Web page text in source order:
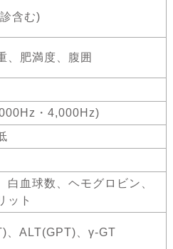
含む)
、肥満度、腹囲
・4,000Hz)
白血球数、ヘモグロビン、
ット
、ALT(GPT)、γ-GT